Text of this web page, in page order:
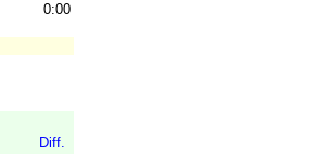
0:00
Diff.